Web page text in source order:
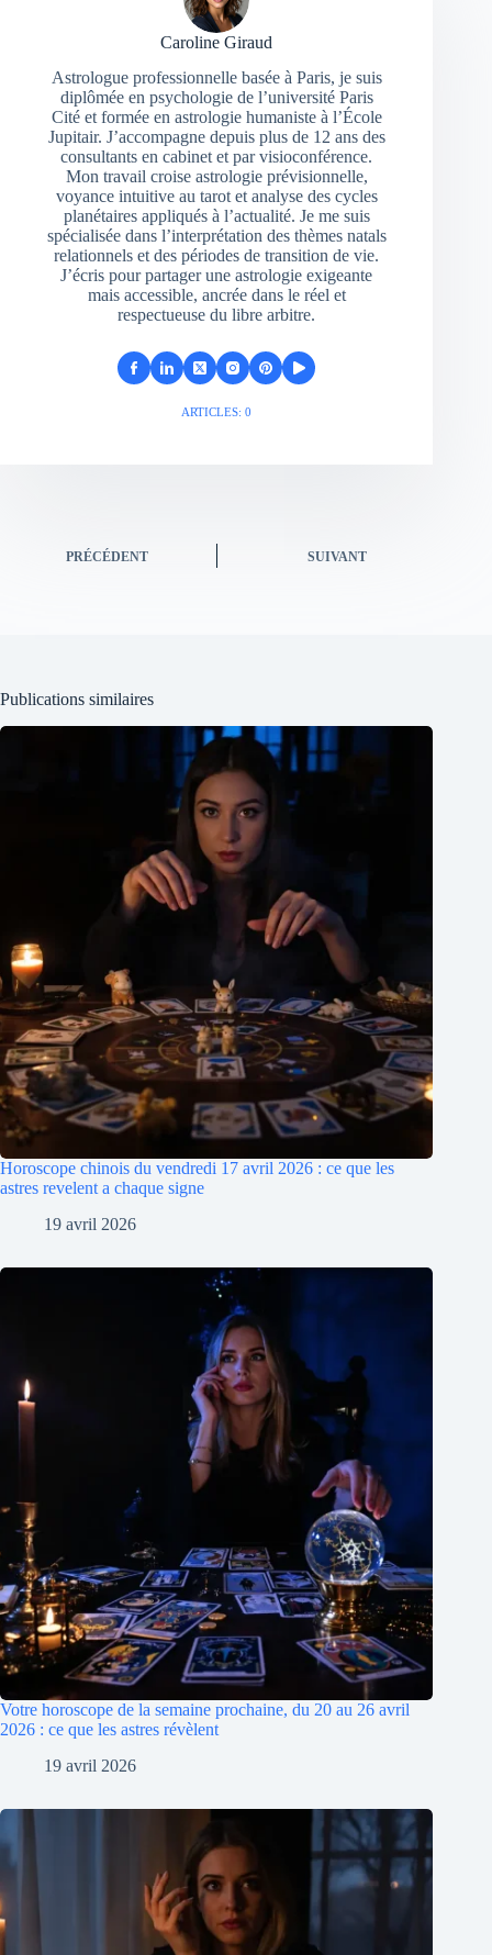
Caroline Giraud
Astrologue professionnelle basée à Paris, je suis
diplômée en psychologie de l’université Paris
Cité et formée en astrologie humaniste à l’École
Jupitair. J’accompagne depuis plus de 12 ans des
consultants en cabinet et par visioconférence.
Mon travail croise astrologie prévisionnelle,
voyance intuitive au tarot et analyse des cycles
planétaires appliqués à l’actualité. Je me suis
spécialisée dans l’interprétation des thèmes natals
relationnels et des périodes de transition de vie.
J’écris pour partager une astrologie exigeante
mais accessible, ancrée dans le réel et
respectueuse du libre arbitre.
ARTICLES: 0
PRÉCÉDENT SUIVANT
Publications similaires
Horoscope chinois du vendredi 17 avril 2026 : ce que les
astres revelent a chaque signe
19 avril 2026
Votre horoscope de la semaine prochaine, du 20 au 26 avril
2026 : ce que les astres révèlent
19 avril 2026